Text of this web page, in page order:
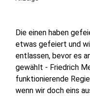
Die einen haben
etwas gefeiert und
entlassen, bevor es
gewählt - Friedrich
funktionierende
wenn wir doch eins